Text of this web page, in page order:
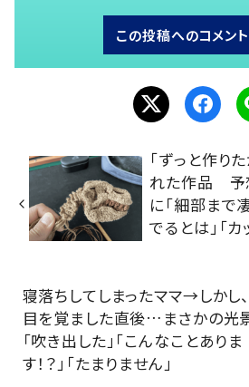
この投稿へのコメン
「ずっと作り
れた作品 予
に「細部まで
でるとは」「カ
寝落ちしてしまったママ→しかし、
目を覚ました直後…まさかの光
「吹き出した」「こんなことありま
す！？」「たまりません」